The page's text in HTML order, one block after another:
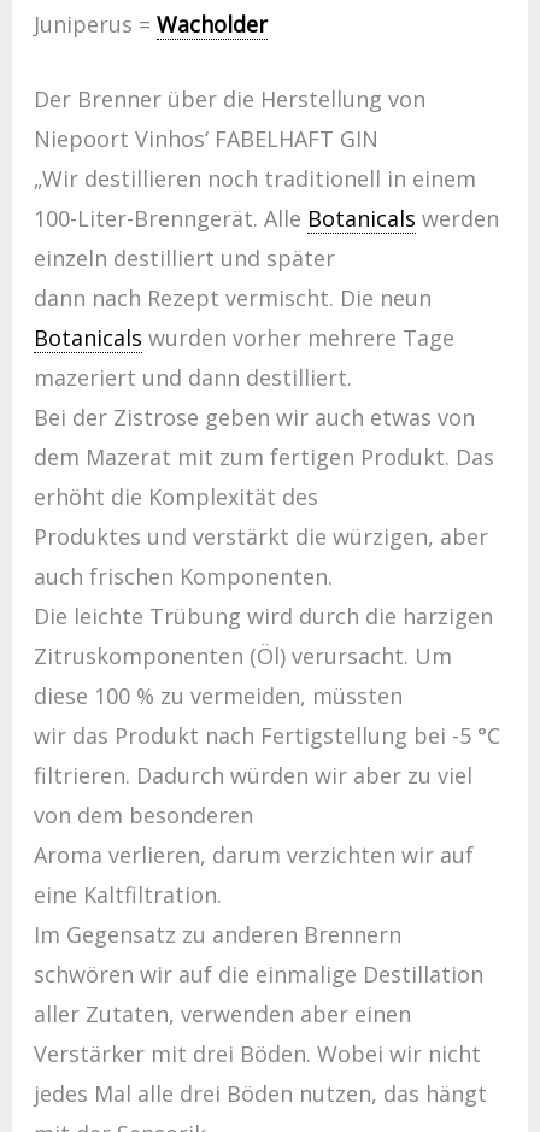
Juniperus = Wacholder
Der Brenner über die Herstellung von
Niepoort Vinhos‘ FABELHAFT GIN
„Wir destillieren noch traditionell in einem
100-Liter-Brenngerät. Alle Botanicals werden
einzeln destilliert und später
dann nach Rezept vermischt. Die neun
Botanicals wurden vorher mehrere Tage
mazeriert und dann destilliert.
Bei der Zistrose geben wir auch etwas von
dem Mazerat mit zum fertigen Produkt. Das
erhöht die Komplexität des
Produktes und verstärkt die würzigen, aber
auch frischen Komponenten.
Die leichte Trübung wird durch die harzigen
Zitruskomponenten (Öl) verursacht. Um
diese 100 % zu vermeiden, müssten
wir das Produkt nach Fertigstellung bei -5 °C
filtrieren. Dadurch würden wir aber zu viel
von dem besonderen
Aroma verlieren, darum verzichten wir auf
eine Kaltfiltration.
Im Gegensatz zu anderen Brennern
schwören wir auf die einmalige Destillation
aller Zutaten, verwenden aber einen
Verstärker mit drei Böden. Wobei wir nicht
jedes Mal alle drei Böden nutzen, das hängt